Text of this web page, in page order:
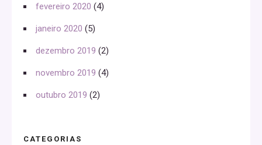
fevereiro 2020 (4)
janeiro 2020 (5)
dezembro 2019 (2)
novembro 2019 (4)
outubro 2019 (2)
CATEGORIAS